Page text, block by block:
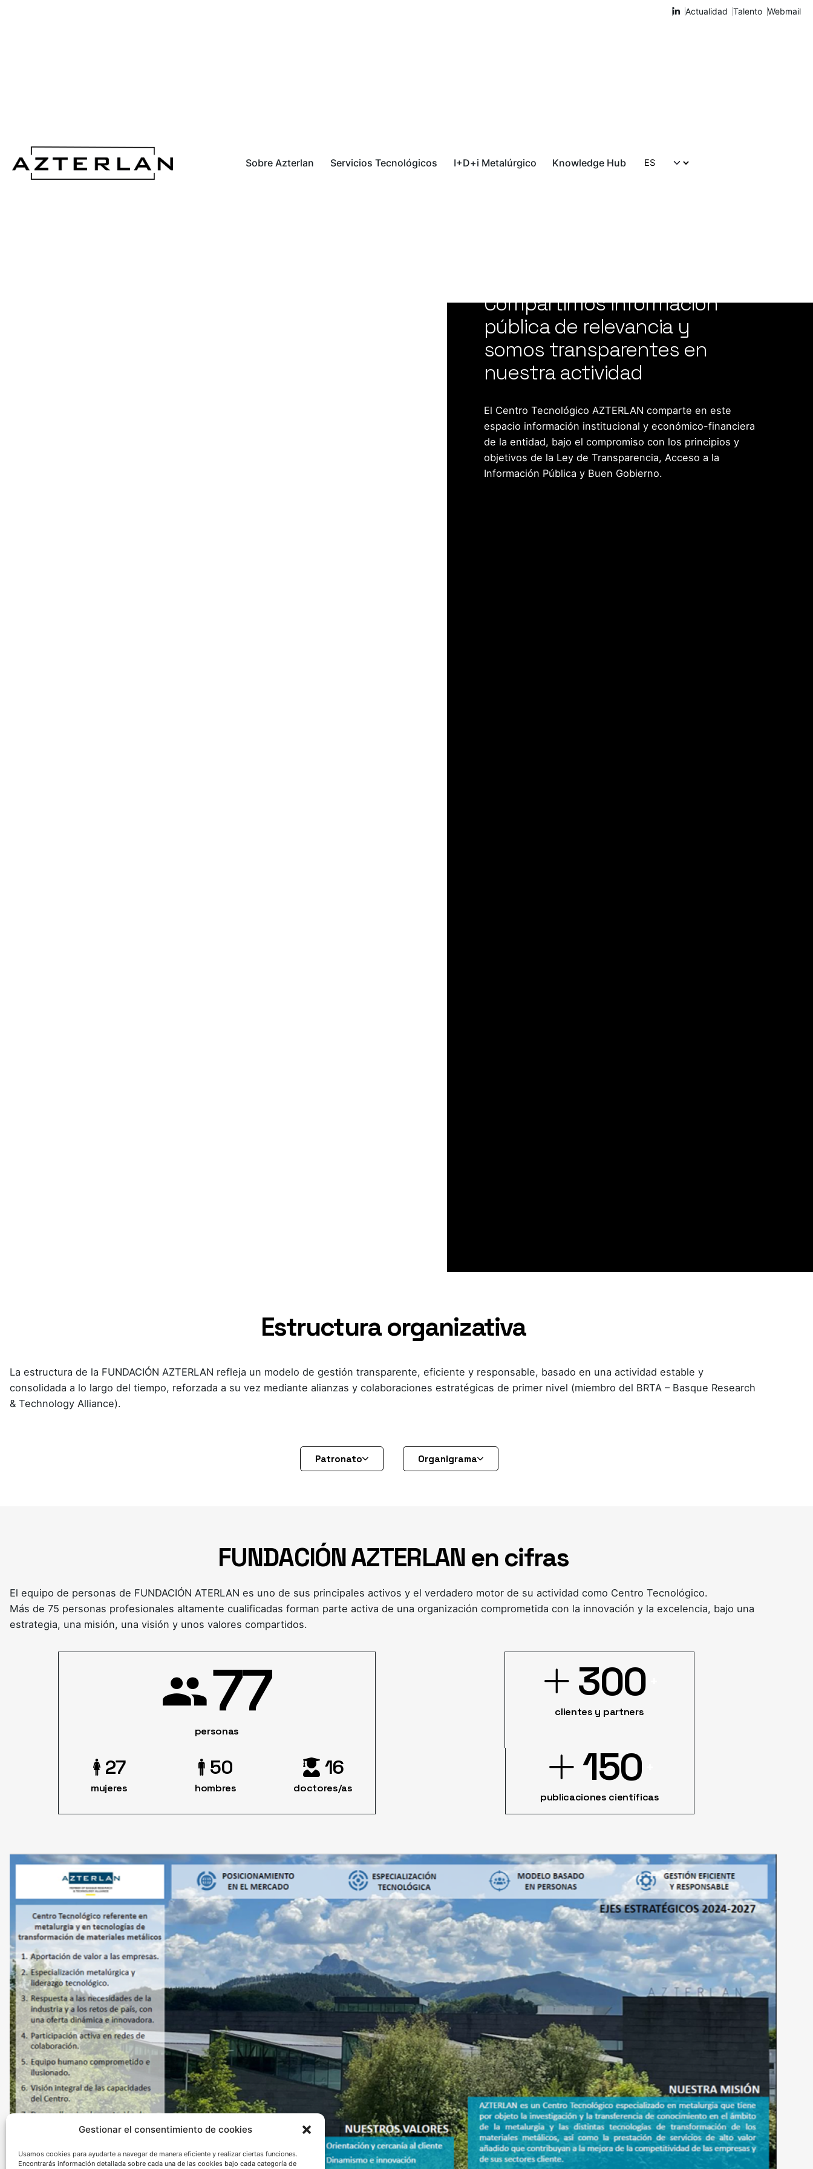
Gestionar el consentimiento de cookies
Usamos cookies para ayudarte a navegar de manera eficiente y realizar ciertas funciones.
Encontrarás información detallada sobre cada una de las cookies bajo cada categoría de
Actualidad Talento Webmail
Sobre Azterlan Servicios Tecnológicos I+D+i Metalúrgico Knowledge Hub
Compartimos información
pública de relevancia y
somos transparentes en
nuestra actividad
El Centro Tecnológico AZTERLAN comparte en este
espacio información institucional y económico-financiera
de la entidad, bajo el compromiso con los principios y
objetivos de la Ley de Transparencia, Acceso a la
Información Pública y Buen Gobierno.
Estructura organizativa
La estructura de la FUNDACIÓN AZTERLAN refleja un modelo de gestión transparente, eficiente y responsable, basado en una actividad estable y
consolidada a lo largo del tiempo, reforzada a su vez mediante alianzas y colaboraciones estratégicas de primer nivel (miembro del BRTA – Basque Research
& Technology Alliance).
Patronato Organigrama
FUNDACIÓN AZTERLAN en cifras
El equipo de personas de FUNDACIÓN ATERLAN es uno de sus principales activos y el verdadero motor de su actividad como Centro Tecnológico.
Más de 75 personas profesionales altamente cualificadas forman parte activa de una organización comprometida con la innovación y la excelencia, bajo una
estrategia, una misión, una visión y unos valores compartidos.
77
personas
300
clientes y partners
27
mujeres
50
hombres
16
doctores/as 150
publicaciones científicas